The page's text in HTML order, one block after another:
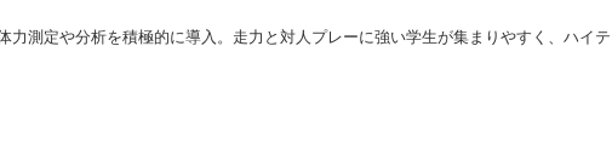
力測定や分析を積極的に導入。走力と対人プレーに強い学生が集まりやすく、ハイテ